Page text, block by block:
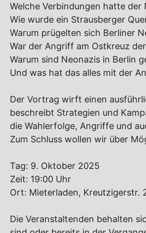
Welche Verbindungen hatte der
Wie wurde ein Strausberger
Warum prügelten sich Berliner
War der Angriff am Ostkreuz
Warum sind Neonazis in Berlin
Und was hat das alles mit der
Der Vortrag wirft einen
beschreibt Strategien und
die Wahlerfolge, Angriffe und
Zum Schluss wollen wir über
Tag: 9. Oktober 2025
Zeit: 19:00 Uhr
Ort: Mieterladen, Kreutzigerstr.
Die Veranstaltenden behalten